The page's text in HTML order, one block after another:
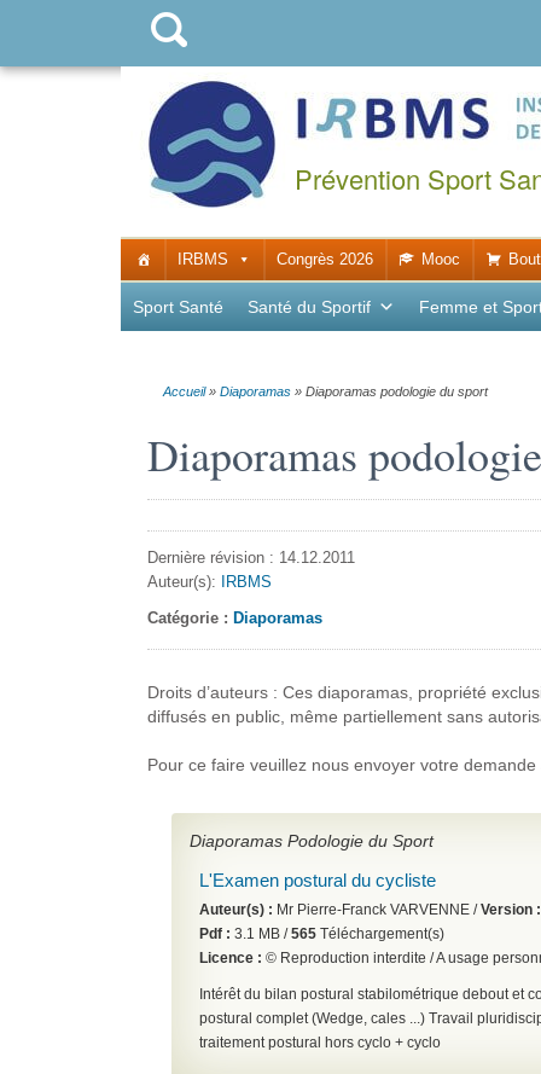
Prévention Sport
IRBMS Congrès 2026 Mooc
Sport Santé Santé du Sportif Femme et
Accueil» Diaporamas» Diaporamas podologie du sport
Diaporamas
Dernière révision : 14.12.2011
Auteur(s):
IRBMS
Catégorie : Diaporamas
Droits d’auteurs : Ces diaporamas, propriété
diffusés en public, même partiellement sans
Pour ce faire veuillez nous envoyer votre demande
Diaporamas Podologie du Sport
L'Examen postural du cycliste
Auteur(s) : Mr Pierre-Franck VARVENNE /Version :
Pdf : 3.1 MB /565 Téléchargement(s)
Licence : © Reproduction interdite / A usage
Intérêt du bilan postural stabilométrique debout et
postural complet (Wedge, cales ...) Travail
traitement postural hors cyclo + cyclo